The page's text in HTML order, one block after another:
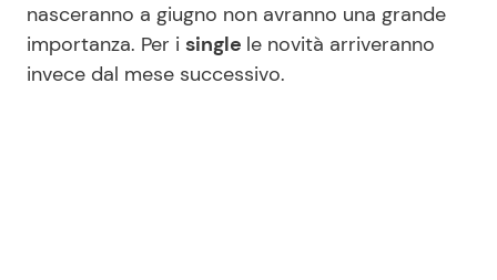
nasceranno a giugno non avranno una grande
importanza. Per i single le novità arriveranno
invece dal mese successivo.